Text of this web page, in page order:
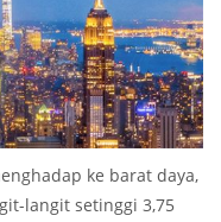
ke barat daya,
langit setinggi 3,75